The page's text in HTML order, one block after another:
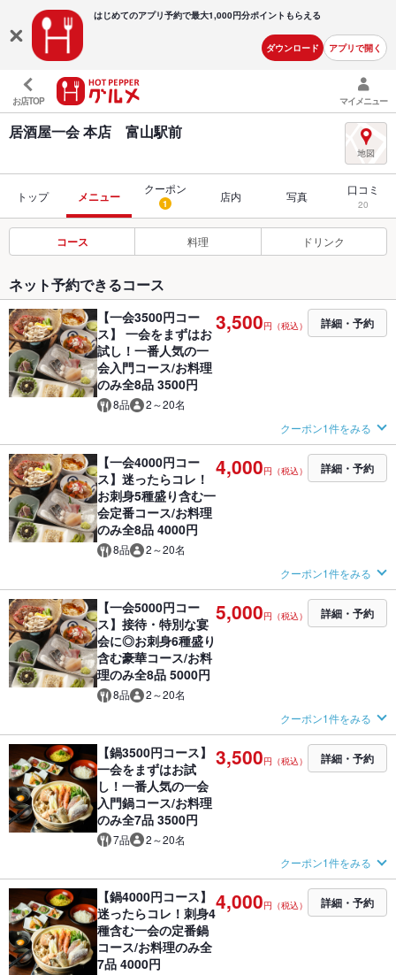
はじめてのアプリ予約で最大1,000円分ポイントもらえる
ダウンロード アプリで開く
お店TOP マイメニュー
居酒屋一会 本店 富山駅前
トップ メニュー
クーポン
1 店内 写真 口コミ
20
コース 料理 ドリンク
ネット予約できるコース
【一会3500円コー
ス】 一会をまずはお
試し！一番人気の一
会入門コース/お料理
のみ全8品 3500円
8品 2～20名
3,500円（税込） 詳細・予約
クーポン1件をみる
【一会4000円コー
ス】迷ったらコレ！
お刺身5種盛り含む一
会定番コース/お料理
のみ全8品 4000円
8品 2～20名
4,000円（税込） 詳細・予約
クーポン1件をみる
【一会5000円コー
ス】接待・特別な宴
会に◎お刺身6種盛り
含む豪華コース/お料
理のみ全8品 5000円
8品 2～20名
5,000円（税込） 詳細・予約
クーポン1件をみる
【鍋3500円コース】
一会をまずはお試
し！一番人気の一会
入門鍋コース/お料理
のみ全7品 3500円
7品 2～20名
3,500円（税込） 詳細・予約
クーポン1件をみる
【鍋4000円コース】
迷ったらコレ！刺身4
種含む一会の定番鍋
コース/お料理のみ全
7品 4000円
4,000円（税込） 詳細・予約